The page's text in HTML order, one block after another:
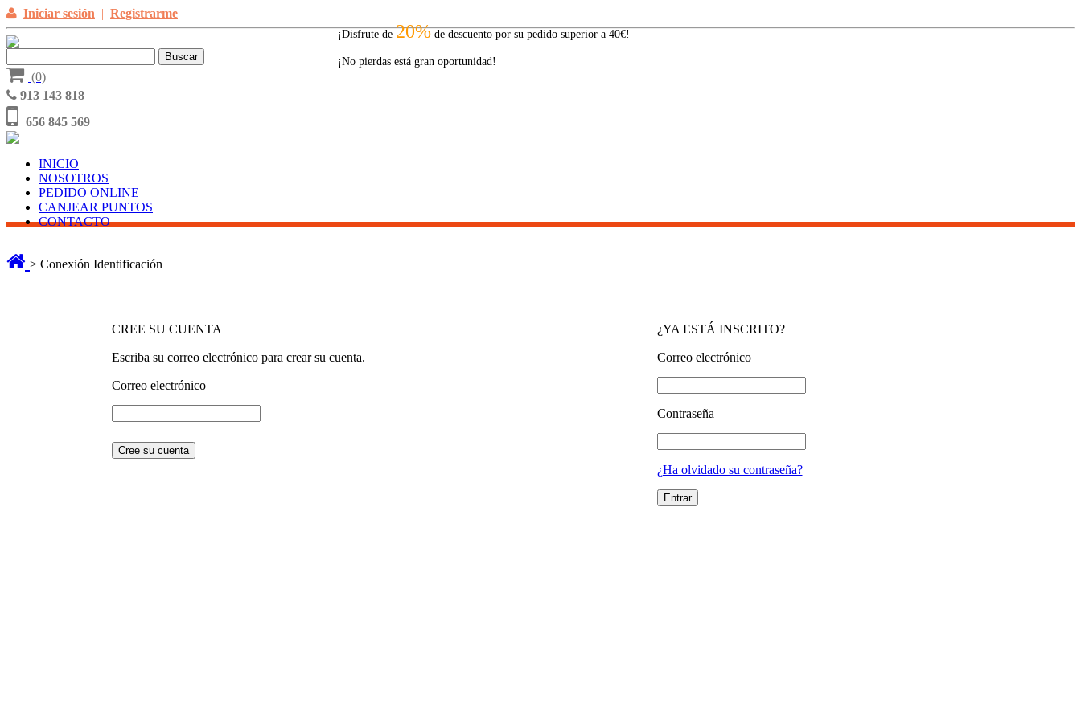
Iniciar sesión | Registrarme
¡Disfrute de 20% de descuento por su pedido superior a 40€!
¡No pierdas está gran oportunidad!
(0)
913 143 818
656 845 569
INICIO
NOSOTROS
PEDIDO ONLINE
CANJEAR PUNTOS
CONTACTO
> Conexión Identificación
CREE SU CUENTA
Escriba su correo electrónico para crear su cuenta.
Correo electrónico
¿YA ESTÁ INSCRITO?
Correo electrónico
Contraseña
¿Ha olvidado su contraseña?